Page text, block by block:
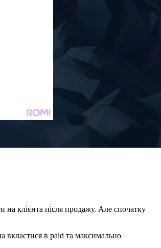
клієнта після продажу. Але спочатку
вкластися в paid та максимально